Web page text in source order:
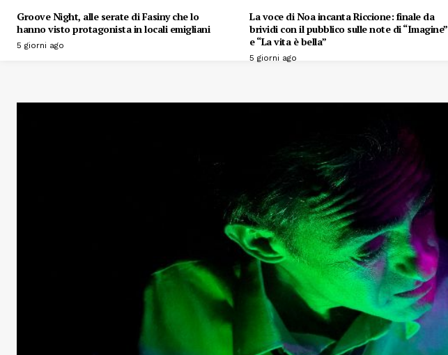
Groove Night, alle serate di Fasiny che lo
hanno visto protagonista in locali emigliani
5 giorni ago
La voce di Noa incanta Riccione: finale da
brividi con il pubblico sulle note di “Imagine”
e “La vita è bella”
5 giorni ago